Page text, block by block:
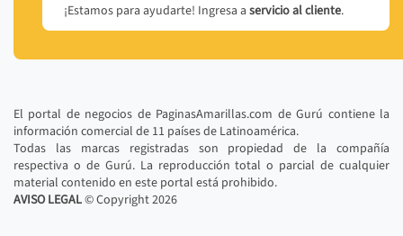
¡Estamos para ayudarte! Ingresa a servicio al cliente.
El portal de negocios de PaginasAmarillas.com de Gurú contiene la
información comercial de 11 países de Latinoamérica.
Todas las marcas registradas son propiedad de la compañía
respectiva o de Gurú. La reproducción total o parcial de cualquier
material contenido en este portal está prohibido.
AVISO LEGAL© Copyright2026